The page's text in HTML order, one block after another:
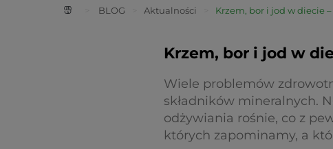
BLOG Aktualności Krzem, bor i jod w diecie
Krzem, bor i jod w
Wiele problemów
składników mineralnych.
odżywiania rośnie, co z
których zapominamy, a